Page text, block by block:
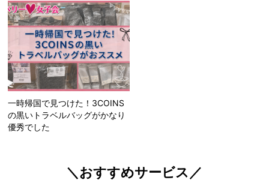
一時帰国で見つけた！3COINS
の黒いトラベルバッグがかなり
優秀でした
＼おすすめサービス／